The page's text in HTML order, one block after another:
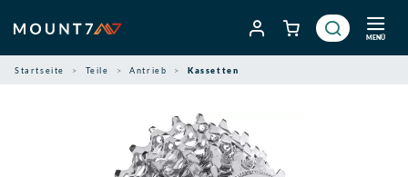
Inhalt
springen
MENÜ
Startseite Teile Antrieb Kassetten